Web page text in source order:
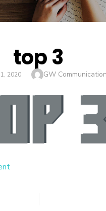
top 3
2020 Author
GW Communication
on